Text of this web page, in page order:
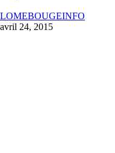
LOMEBOUGEINFO
avril 24, 2015